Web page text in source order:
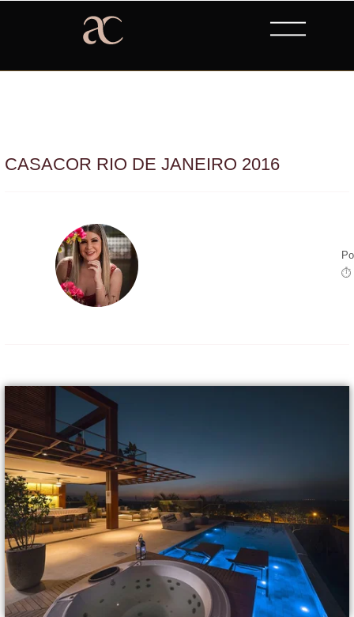
CASACOR RIO DE JANEIRO 2016
⏱